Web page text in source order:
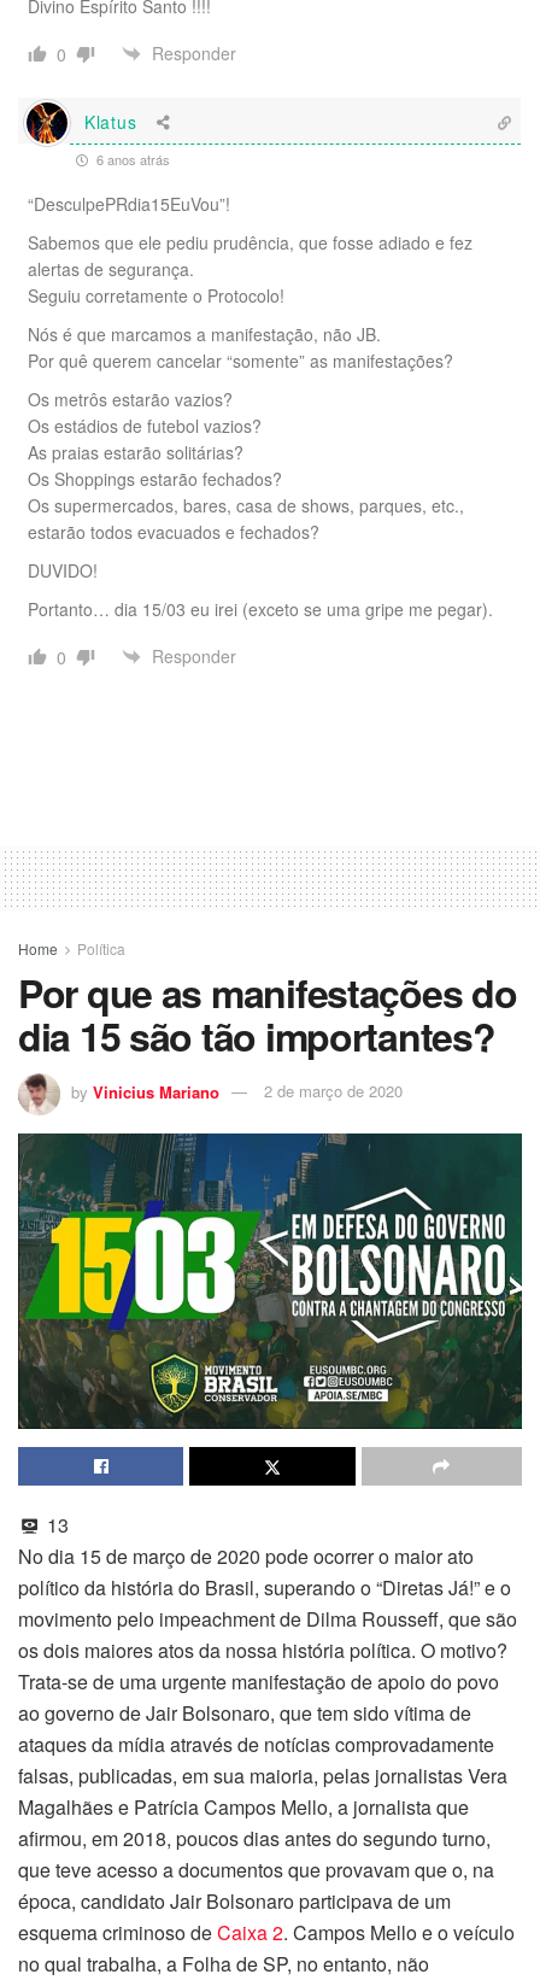
Divino Espírito Santo !!!!
0
Responder
Klatus
6 anos atrás
“DesculpePRdia15EuVou”!
Sabemos que ele pediu prudência, que fosse adiado e fez
alertas de segurança.
Seguiu corretamente o Protocolo!
Nós é que marcamos a manifestação, não JB.
Por quê querem cancelar “somente” as manifestações?
Os metrôs estarão vazios?
Os estádios de futebol vazios?
As praias estarão solitárias?
Os Shoppings estarão fechados?
Os supermercados, bares, casa de shows, parques, etc.,
estarão todos evacuados e fechados?
DUVIDO!
Portanto… dia 15/03 eu irei (exceto se uma gripe me pegar).
0
Responder
Home Política
Por que as manifestações do
dia 15 são tão importantes?
by Vinicius Mariano 2 de março de 2020
13
No dia 15 de março de 2020 pode ocorrer o maior ato
político da história do Brasil, superando o “Diretas Já!” e o
movimento pelo impeachment de Dilma Rousseff, que são
os dois maiores atos da nossa história política. O motivo?
Trata-se de uma urgente manifestação de apoio do povo
ao governo de Jair Bolsonaro, que tem sido vítima de
ataques da mídia através de notícias comprovadamente
falsas, publicadas, em sua maioria, pelas jornalistas Vera
Magalhães e Patrícia Campos Mello, a jornalista que
afirmou, em 2018, poucos dias antes do segundo turno,
que teve acesso a documentos que provavam que o, na
época, candidato Jair Bolsonaro participava de um
esquema criminoso deCaixa 2. Campos Mello e o veículo
no qual trabalha, a Folha de SP, no entanto, não